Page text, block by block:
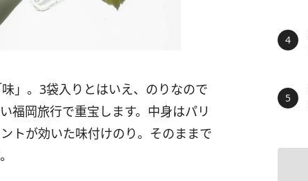
」。3袋入りとはいえ、のりなので
福岡旅行で重宝します。中身はパリ
トが効いた味付けのり。そのままで